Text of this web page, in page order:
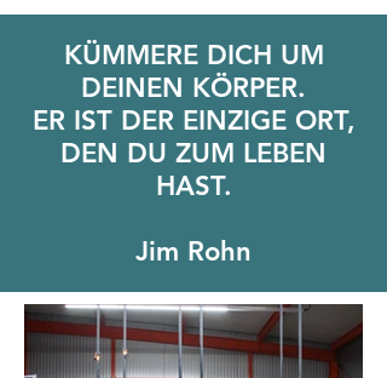
KÜMMERE DICH UM
DEINEN KÖRPER.
ER IST DER EINZIGE ORT,
DEN DU ZUM LEBEN
HAST.
Jim Rohn